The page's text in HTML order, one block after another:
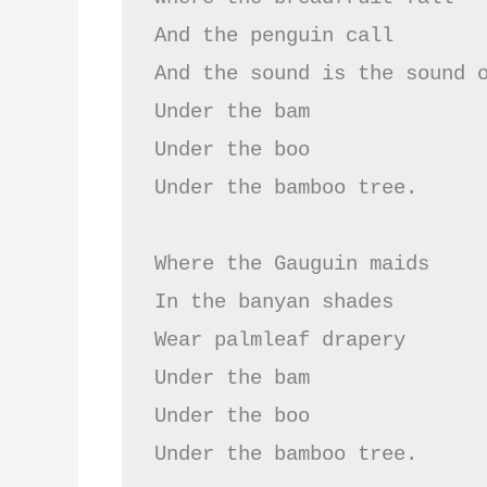
And the penguin call
And the sound is the sound
Under the bam
Under the boo
Under the bamboo tree.
Where the Gauguin maids
In the banyan shades
Wear palmleaf drapery
Under the bam
Under the boo
Under the bamboo tree.